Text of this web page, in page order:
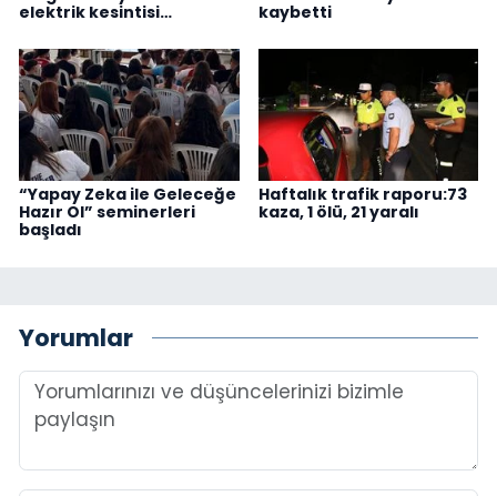
elektrik kesintisi…
kaybetti
“Yapay Zeka ile Geleceğe
Hazır Ol” seminerleri
başladı
Haftalık trafik raporu:73
kaza, 1 ölü, 21 yaralı
Yorumlar